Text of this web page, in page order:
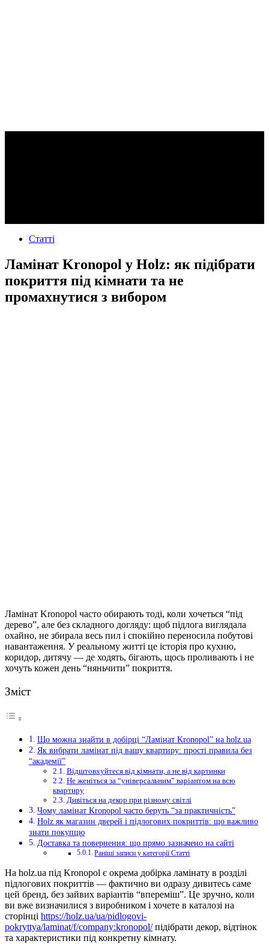
Статті
Ламінат Kronopol у Holz: як підібрати
покриття під кімнати та не
промахнутися з вибором
Ламінат Kronopol часто обирають тоді, коли хочеться “під
дерево”, але без складного догляду: щоб підлога виглядала
охайно, не збирала весь пил і спокійно переносила побутові
навантаження. У реальному житті це історія про кухню,
коридор, дитячу — де ходять, бігають, щось проливають і не
хочуть кожен день “няньчити” покриття.
Зміст
Що можна знайти в добірці “Ламінат Kronopol” на holz.ua
Як вибрати ламінат під вашу квартиру: прості правила без
“академії”
Відштовхуйтеся від кімнати, а не від картинки
Не женіться за “універсальним” варіантом на всю
квартиру
Дивіться на декор при різному світлі
Чому ламінат Kronopol часто беруть “за практичність”
Holz як магазин дверей і підлогових покриттів: що важливо
знати покупцю
Доставка та повернення: що прямо зазначено на сайті
Раніші записи у категорії Статті
На holz.ua під Kronopol є окрема добірка ламінату в розділі
підлогових покриттів — фактично ви одразу дивитесь саме
цей бренд, без зайвих варіантів “впереміш”. Це зручно, коли
ви вже визначилися з виробником і хочете в каталозі на
сторінці https://holz.ua/ua/pidlogovi-
pokryttya/laminat/f/company:kronopol/підібрати декор, відтінок
та характеристики під конкретну кімнату.